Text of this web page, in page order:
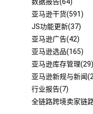
亚马逊干货(591)
JS功能更新(37)
亚马逊广告(42)
亚马逊选品(165)
亚马逊库存管理(29)
亚马逊新规与新闻
行业报告(7)
全链路跨境卖家链